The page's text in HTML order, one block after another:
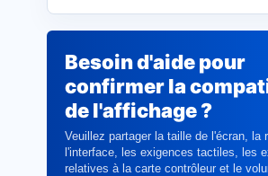
Besoin d'aide pour
confirmer la
de l'affichage ?
Veuillez partager la taille de l'écran, la
l'interface, les exigences tactiles, les
relatives à la carte contrôleur et le